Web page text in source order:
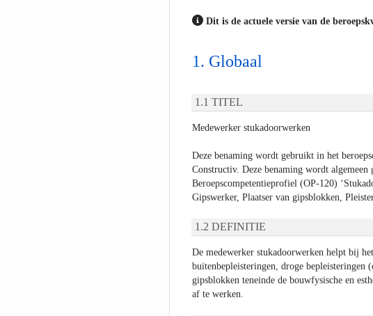
Dit is de actuele versie van de
Globaal
TITEL
Medewerker stukadoorwerken
Deze benaming wordt gebruikt in het
Constructiv. Deze benaming wordt
Beroepscompetentieprofiel (OP-120)
Gipswerker, Plaatser van gipsblokken,
DEFINITIE
De medewerker stukadoorwerken helpt bij
buitenbepleisteringen, droge bepleisteringen
gipsblokken teneinde de bouwfysische en
af te werken.